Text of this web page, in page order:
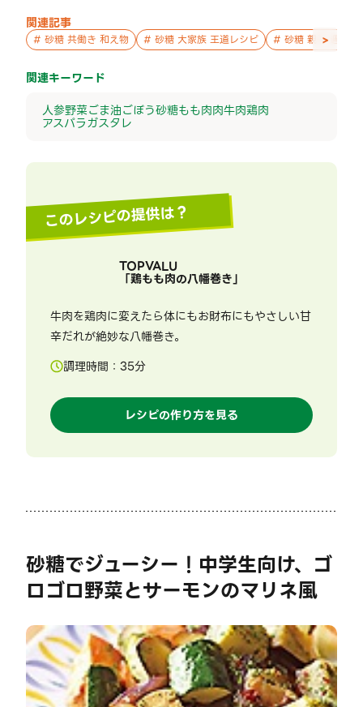
関連記事
# 砂糖 共働き 和え物 # 砂糖 大家族 王道レシピ # 砂糖 親子 週末の
>
関連キーワード
人参野菜ごま油ごぼう砂糖もも肉肉牛肉鶏肉
アスパラガスタレ
このレシピの提供は？
TOPVALU
「鶏もも肉の八幡巻き」
牛肉を鶏肉に変えたら体にもお財布にもやさしい甘
辛だれが絶妙な八幡巻き。
調理時間： 35分
レシピの作り方を見る
砂糖でジューシー！中学生向け、ゴ
ロゴロ野菜とサーモンのマリネ風